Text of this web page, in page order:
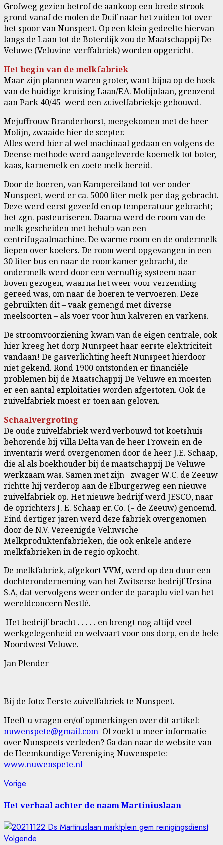
Grofweg gezien betrof de aankoop een brede strook
grond vanaf de molen de Duif naar het zuiden tot over
het spoor van Nunspeet. Op een klein gedeelte hiervan
langs de Laan tot de Boterdijk zou de Maatschappij De
Veluwe (Veluvine-verffabriek) worden opgericht.
Het begin van de melkfabriek
Maar zijn plannen waren groter, want bijna op de hoek
van de huidige kruising Laan/F.A. Molijnlaan, grenzend
aan Park 40/45 werd een zuivelfabriekje gebouwd.
Mejuffrouw Branderhorst, meegekomen met de heer
Molijn, zwaaide hier de scepter.
Alles werd hier al wel machinaal gedaan en volgens de
Deense methode werd aangeleverde koemelk tot boter,
kaas, karnemelk en zoete melk bereid.
Door de boeren, van Kampereiland tot ver onder
Nunspeet, werd er ca. 5000 liter melk per dag gebracht.
Deze werd eerst gezeefd en op temperatuur gebracht;
het zgn. pasteuriseren. Daarna werd de room van de
melk gescheiden met behulp van een
centrifugaalmachine. De warme room en de ondermelk
liepen over koelers. De room werd opgevangen in een
30 liter bus en naar de roomkamer gebracht, de
ondermelk werd door een vernuftig systeem naar
boven gezogen, waarna het weer voor verzending
gereed was, om naar de boeren te vervoeren. Deze
gebruikten dit – vaak gemengd met diverse
meelsoorten – als voer voor hun kalveren en varkens.
De stroomvoorziening kwam van de eigen centrale, ook
hier kreeg het dorp Nunspeet haar eerste elektriciteit
vandaan! De gasverlichting heeft Nunspeet hierdoor
niet gekend. Rond 1900 ontstonden er financiële
problemen bij de Maatschappij De Veluwe en moesten
er een aantal exploitaties worden afgestoten. Ook de
zuivelfabriek moest er toen aan geloven.
Schaalvergroting
De oude zuivelfabriek werd verbouwd tot koetshuis
behorende bij villa Delta van de heer Frowein en de
inventaris werd overgenomen door de heer J.E. Schaap,
die al als boekhouder bij de maatschappij De Veluwe
werkzaam was. Samen met zijn zwager W.C. de Zeeuw
richtte hij verderop aan de Elburgerweg een nieuwe
zuivelfabriek op. Het nieuwe bedrijf werd JESCO, naar
de oprichters J. E. Schaap en Co. (= de Zeeuw) genoemd.
Eind dertiger jaren werd deze fabriek overgenomen
door de N.V. Vereenigde Veluwsche
Melkproduktenfabrieken, die ook enkele andere
melkfabrieken in de regio opkocht.
De melkfabriek, afgekort VVM, werd op den duur een
dochteronderneming van het Zwitserse bedrijf Ursina
S.A, dat vervolgens weer onder de paraplu viel van het
wereldconcern Nestlé.
Het bedrijf bracht . . . . . en brengt nog altijd veel
werkgelegenheid en welvaart voor ons dorp, en de hele
Noordwest Veluwe.
Jan Plender
Bij de foto: Eerste zuivelfabriek te Nunspeet.
Heeft u vragen en/of opmerkingen over dit artikel:
nuwenspete@gmail.com Of zoekt u meer informatie
over Nunspeets verleden? Ga dan naar de website van
de Heemkundige Vereniging Nuwenspete:
www.nuwenspete.nl
Bericht
navigatie
Vorige
Het verhaal achter de naam Martiniuslaan
Volgende